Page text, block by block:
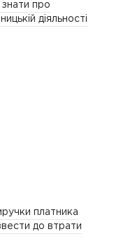
про
діяльності
платника
до втрати